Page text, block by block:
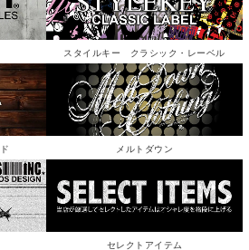
スタイルキー クラシック・レーベル
メルトダウン
セレクトアイテム